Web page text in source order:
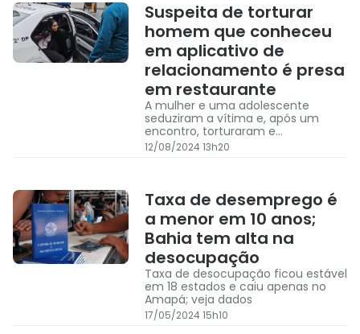
Suspeita de torturar
homem que conheceu
em aplicativo de
relacionamento é presa
em restaurante
A mulher e uma adolescente
seduziram a vítima e, após um
encontro, torturaram e
extorquiram dinheiro do rapaz
12/08/2024 13h20
Taxa de desemprego é
a menor em 10 anos;
Bahia tem alta na
desocupação
Taxa de desocupação ficou estável
em 18 estados e caiu apenas no
Amapá; veja dados
17/05/2024 15h10